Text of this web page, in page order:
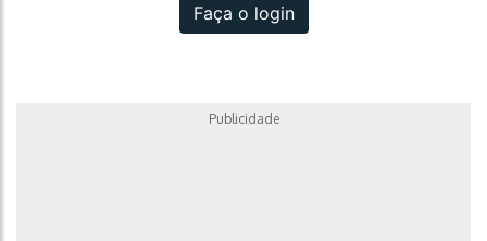
Faça o login
Publicidade